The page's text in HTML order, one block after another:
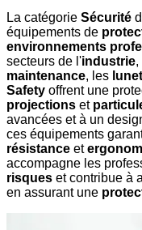
La catégorie Sécurité
équipements de
environnements
secteurs de l'industrie,
maintenance, les
Safety offrent une
projections et
avancées et à un
ces équipements
résistance et
accompagne les
risques et contribue à
en assurant une